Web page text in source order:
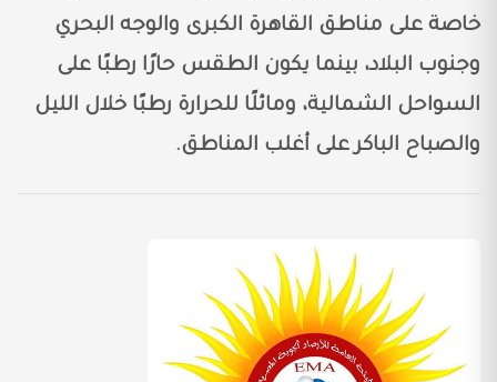
خاصة على مناطق القاهرة الكبرى والوجه البحري
وجنوب البلاد، بينما يكون الطقس حارًا رطبًا على
السواحل الشمالية، ومائلًا للحرارة رطبًا خلال الليل
والصباح الباكر على أغلب المناطق.